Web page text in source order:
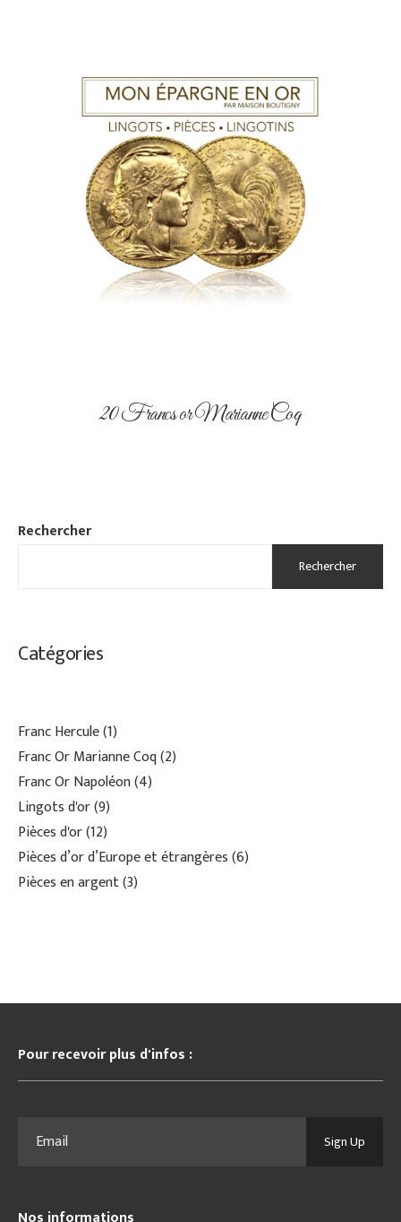
Rechercher
Rechercher
Catégories
Franc Hercule 1
Franc Or Marianne Coq 2
Franc Or Napoléon 4
Lingots d'or 9
Pièces d'or 12
Pièces d’or d’Europe et étrangères 6
Pièces en argent 3
20 Francs or Marianne Coq
Pour recevoir plus d'infos :
Sign Up